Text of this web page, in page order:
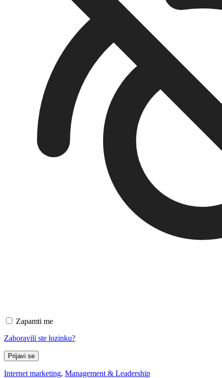
Zapamti me
Zaboravili ste lozinku?
Prijavi se
Internet marketing, Management & Leadership